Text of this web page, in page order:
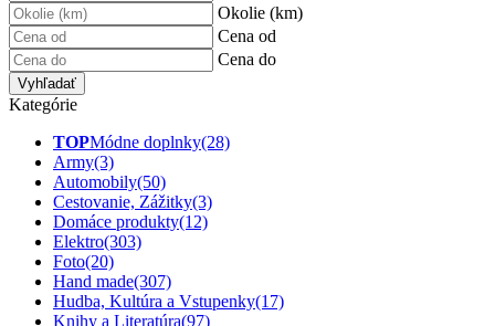
Okolie (km)
Cena od
Cena do
Vyhľadať
Kategórie
TOPMódne doplnky(28)
Army(3)
Automobily(50)
Cestovanie, Zážitky(3)
Domáce produkty(12)
Elektro(303)
Foto(20)
Hand made(307)
Hudba, Kultúra a Vstupenky(17)
Knihy a Literatúra(97)